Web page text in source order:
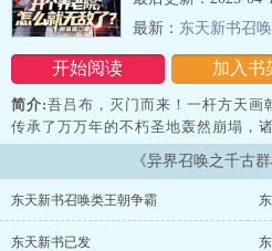
开始阅读 加入书
最新： 东天新书召
简介:吾吕布，灭门而来！一杆方天画
传承了万万年的不朽圣地轰然崩塌，
战？！伟岸的身影踏临九天，眸光纵
照诸天！有朋自远方来，不亦乐乎？
世界轮回生灭，一道道恐怖滔天的身
存孝，五尊战神，谁人勇武，千古第
《异界召唤之千古
东天新书召唤类王朝争霸
东天新书已发